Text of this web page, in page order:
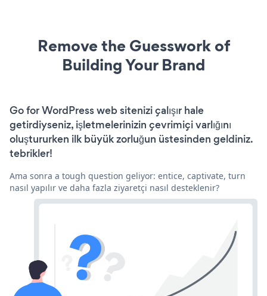
Remove the Guesswork of
Building Your Brand
Go for WordPress web sitenizi çalışır hale
getirdiyseniz, işletmelerinizin çevrimiçi varlığını
oluştururken ilk büyük zorluğun üstesinden geldiniz.
tebrikler!
Ama sonra a tough question geliyor: entice, captivate, turn
nasıl yapılır ve daha fazla ziyaretçi nasıl desteklenir?